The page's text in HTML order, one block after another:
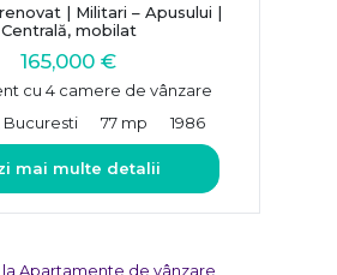
| Militari – Apusului |
Centrală, mobilat
165,000 €
cu 4 camere de vânzare
Bucuresti
77 mp 1986
mai multe detalii
Apartamente de vânzare